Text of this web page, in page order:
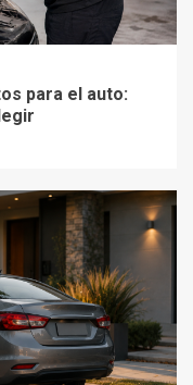
para el auto: